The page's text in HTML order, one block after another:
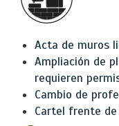
Acta de muros
Ampliación de
requieren
Cambio de
Cartel frente de